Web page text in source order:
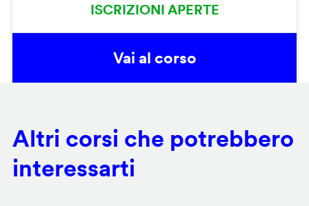
ISCRIZIONI APERTE
Vai al corso
Altri corsi che potrebbero
interessarti